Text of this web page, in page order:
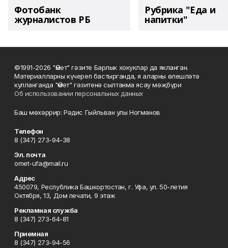
Фотобанк
журналистов РБ
Рубрика "Еда и
напитки"
©1991-2026 "Өмет" гәзите Барлык хокуклар да якланган.
Материалларны күчереп бастырганда, я аларны өлешләтә
кулланганда "Өмет" гәзитенә сылтанма ясау мәҗбүри
Об использовании персональных данных
Баш мөхәррир: Рәдис Гыйльван улы Ногманов
Телефон
8 (347) 273-94-38
Эл. почта
omet-ufa@mail.ru
Адрес
450079, Республика Башкортостан, г. Уфа, ул. 50-летия
Октября, 13, Дом печати, 9 этаж
Рекламная служба
8 (347) 273-64-81
Приемная
8 (347) 273-94-56